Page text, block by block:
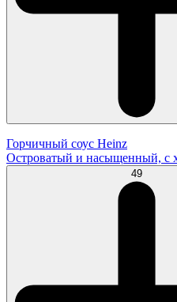
Горчичный соус Heinz
Островатый и насыщенный, с
49